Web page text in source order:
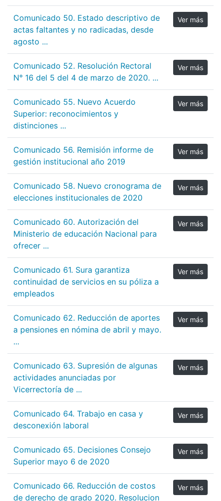
Comunicado 50. Estado descriptivo de
actas faltantes y no radicadas, desde
agosto ...
Ver más
Comunicado 52. Resolución Rectoral
N° 16 del 5 del 4 de marzo de 2020. ...
Ver más
Comunicado 55. Nuevo Acuerdo
Superior: reconocimientos y
distinciones ...
Ver más
Comunicado 56. Remisión informe de
gestión institucional año 2019
Ver más
Comunicado 58. Nuevo cronograma de
elecciones institucionales de 2020
Ver más
Comunicado 60. Autorización del
Ministerio de educación Nacional para
ofrecer ...
Ver más
Comunicado 61. Sura garantiza
continuidad de servicios en su póliza a
empleados
Ver más
Comunicado 62. Reducción de aportes
a pensiones en nómina de abril y mayo.
...
Ver más
Comunicado 63. Supresión de algunas
actividades anunciadas por
Vicerrectoría de ...
Ver más
Comunicado 64. Trabajo en casa y
desconexión laboral
Ver más
Comunicado 65. Decisiones Consejo
Superior mayo 6 de 2020
Ver más
Comunicado 66. Reducción de costos
de derecho de grado 2020. Resolucion
Ver más